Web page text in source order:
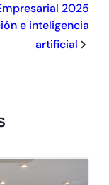
2025
e inteligencia
artificial